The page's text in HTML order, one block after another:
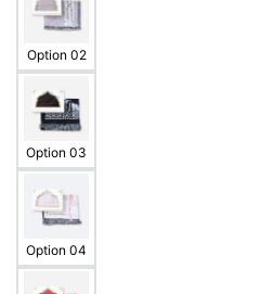
Option 02
Option 03
Option 04